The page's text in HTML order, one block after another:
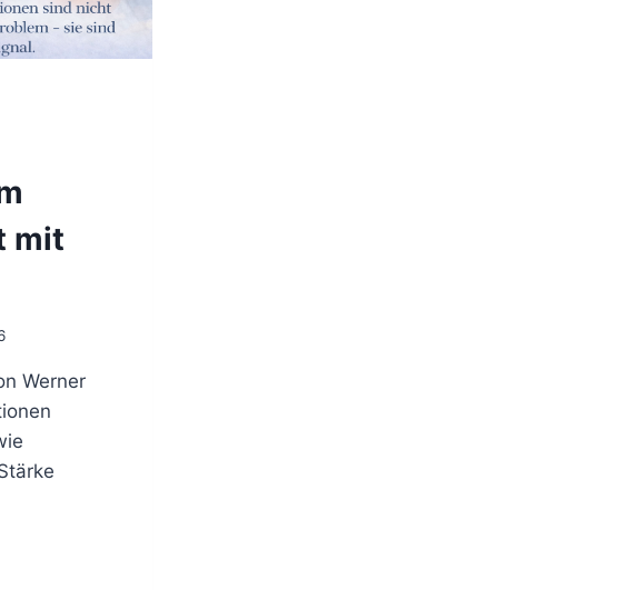
mit
Werner